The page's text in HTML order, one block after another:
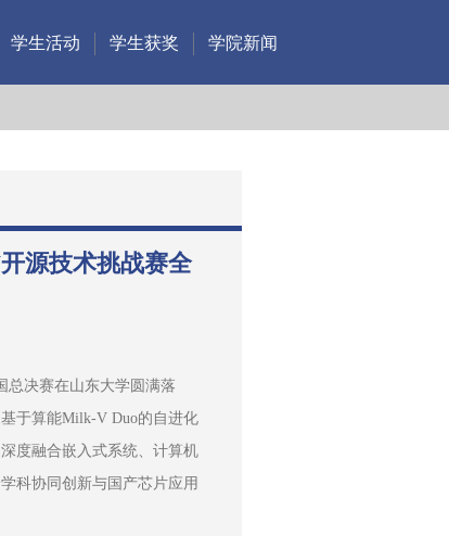
学生活动 学生获奖 学院新闻
源技术挑战赛全
总决赛在山东大学圆满落
于算能Milk-V Duo的自进化
度融合嵌入式系统、计算机
科协同创新与国产芯片应用